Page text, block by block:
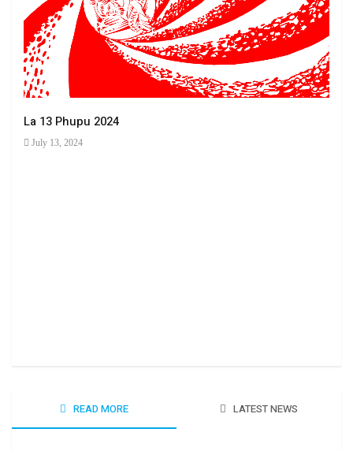
La 13 Phupu 2024
July 13, 2024
READ MORE LATEST NEWS